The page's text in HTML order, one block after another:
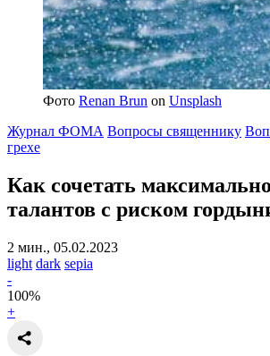
Фото Renan Brun on Unsplash
Журнал ФОМА Вопросы священнику
грехе
Как сочетать
талантов с риском
2 мин., 05.02.2023
light dark sepia
-
100%
+